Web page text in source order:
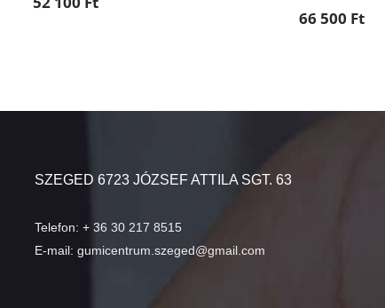
66 500 Ft
SZEGED 6723 JÓZSEF ATTILA SGT. 63
Telefon: + 36 30 217 8515
E-mail: gumicentrum.szeged@gmail.com